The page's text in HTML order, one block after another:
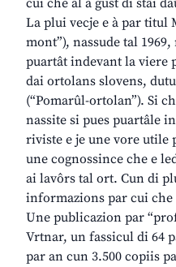
cui che al à gust di stâi
La plui vecje e à par titul
mont”), nassude tal
puartât indevant la viere
dai ortolans slovens,
(“Pomarûl-ortolan”). Si
nassite si pues puartâle
riviste e je une vore utile
une cognossince che e
ai lavôrs tal ort. Cun di
informazions par cui
Une publicazion par
Vrtnar, un fassicul di 64
par an cun 3.500 copiis